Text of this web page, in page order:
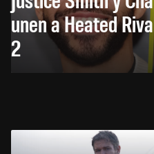
unen a Heated
2